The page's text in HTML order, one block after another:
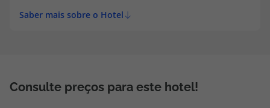
Saber mais sobre o Hotel
Consulte preços para este hotel!